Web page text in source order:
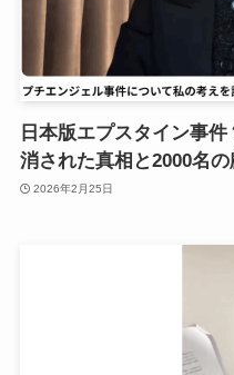
日本版エプスタイン事
消された真相と2000名
2026年2月25日